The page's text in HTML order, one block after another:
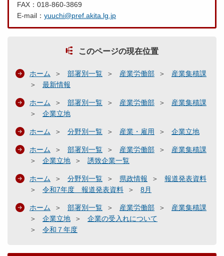
FAX：018-860-3869
E-mail： yuuchi@pref.akita.lg.jp
このページの現在位置
ホーム 部署別一覧 産業労働部
産業集積課
最新情報
ホーム 部署別一覧 産業労働部
産業集積課
企業立地
ホーム 分野別一覧 産業・雇用 企業立地
ホーム 部署別一覧 産業労働部
産業集積課
企業立地
誘致企業一覧
ホーム 分野別一覧 県政情報
報道発表資料
令和7年度 報道発表資料
8月
ホーム 部署別一覧 産業労働部
産業集積課
企業立地
企業の受入れについて
令和７年度